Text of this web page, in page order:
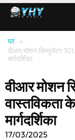
घर
>
वीआर मोशन सिम्युलेटर
मार्गदर्शिका
वीआर मोशन
वास्तविकता
मार्गदर्शिका
17/03/2025